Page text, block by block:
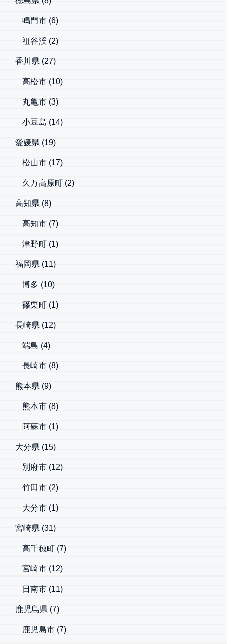
鳴門市 (6)
祖谷渓 (2)
香川県 (27)
高松市 (10)
丸亀市 (3)
小豆島 (14)
愛媛県 (19)
松山市 (17)
久万高原町 (2)
高知県 (8)
高知市 (7)
津野町 (1)
福岡県 (11)
博多 (10)
篠栗町 (1)
長崎県 (12)
端島 (4)
長崎市 (8)
熊本県 (9)
熊本市 (8)
阿蘇市 (1)
大分県 (15)
別府市 (12)
竹田市 (2)
大分市 (1)
宮崎県 (31)
高千穂町 (7)
宮崎市 (12)
日南市 (11)
鹿児島県 (7)
鹿児島市 (7)